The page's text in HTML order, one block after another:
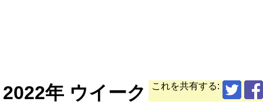
これを共有する:
2022年 ウイーク